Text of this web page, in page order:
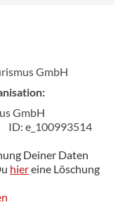
GmbH
GmbH
ID: e_100993514
Deiner Daten
hiereine Löschung